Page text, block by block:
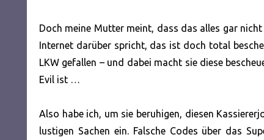
Doch meine Mutter meint, dass das alles gar
Internet darüber spricht, das ist doch total
LKW gefallen – und dabei macht sie diese
Evil ist …
Also habe ich, um sie beruhigen, diesen
lustigen Sachen ein. Falsche Codes über das